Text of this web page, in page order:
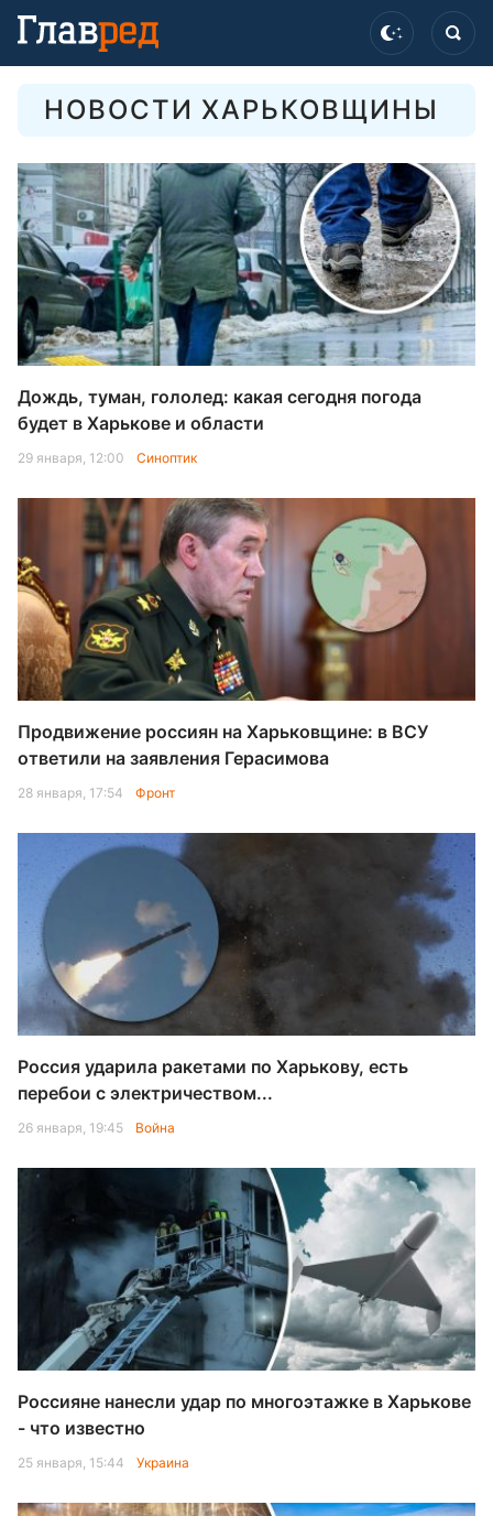
НОВОСТИ ХАРЬКОВЩИНЫ
Дождь, туман, гололед: какая сегодня погода
будет в Харькове и области
29 января, 12:00 Синоптик
Продвижение россиян на Харьковщине: в ВСУ
ответили на заявления Герасимова
28 января, 17:54 Фронт
Россия ударила ракетами по Харькову, есть
перебои с электричеством...
26 января, 19:45 Война
Россияне нанесли удар по многоэтажке в Харькове
- что известно
25 января, 15:44 Украина